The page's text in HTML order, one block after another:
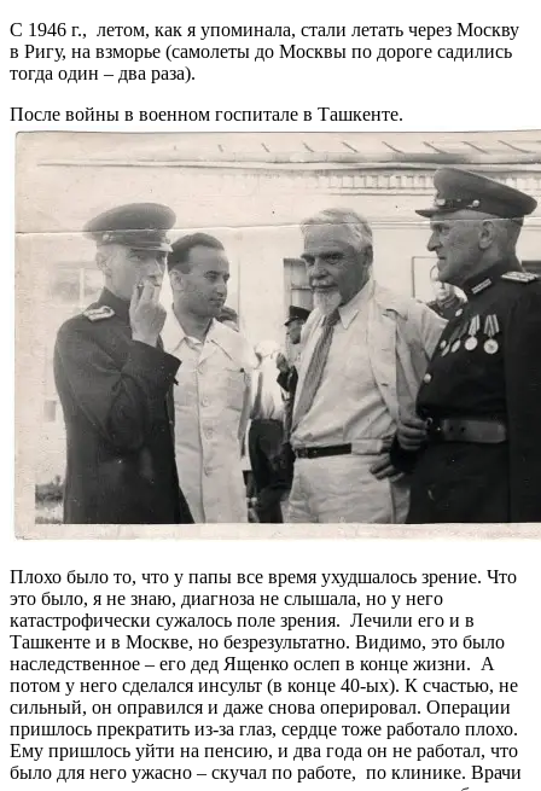
С 1946 г., летом, как я упоминала, стали летать через Москву
в Ригу, на взморье (самолеты до Москвы по дороге садились
тогда один – два раза).
После войны в военном госпитале в Ташкенте.
Плохо было то, что у папы все время ухудшалось зрение. Что
это было, я не знаю, диагноза не слышала, но у него
катастрофически сужалось поле зрения. Лечили его и в
Ташкенте и в Москве, но безрезультатно. Видимо, это было
наследственное – его дед Ященко ослеп в конце жизни. А
потом у него сделался инсульт (в конце 40-ых). К счастью, не
сильный, он оправился и даже снова оперировал. Операции
пришлось прекратить из-за глаз, сердце тоже работало плохо.
Ему пришлось уйти на пенсию, и два года он не работал, что
было для него ужасно – скучал по работе, по клинике. Врачи